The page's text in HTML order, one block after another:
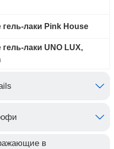
лаки Pink House
лаки UNO LUX,
в